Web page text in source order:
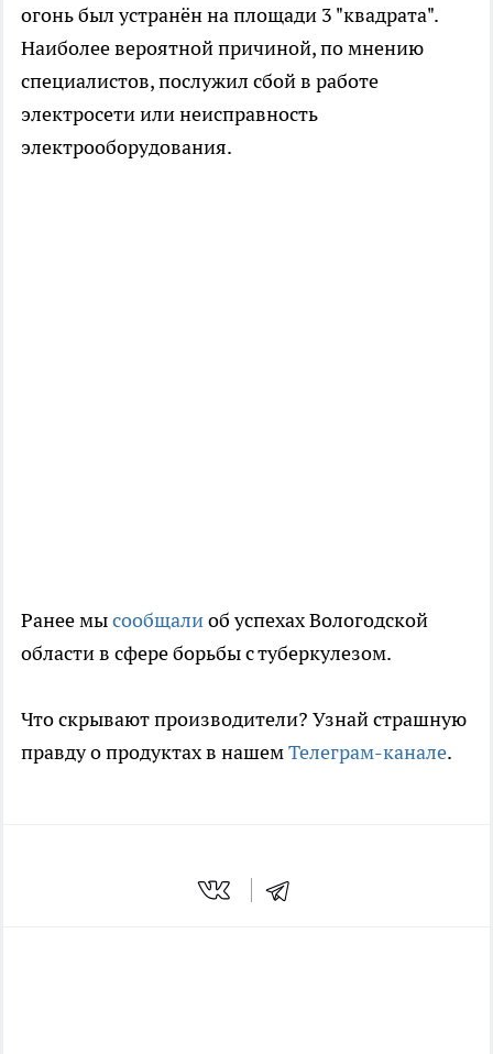
огонь был устранён на площади 3 "квадрата".
Наиболее вероятной причиной, по мнению
специалистов, послужил сбой в работе
электросети или неисправность
электрооборудования.
Ранее мысообщалиоб успехах Вологодской
области в сфере борьбы с туберкулезом.
Что скрывают производители? Узнай страшную
правду о продуктах в нашемТелеграм-канале.